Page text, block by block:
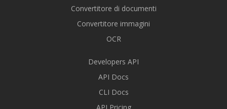
Convertitore di documenti
Convertitore immagini
OCR
Developers API
API Docs
CLI Docs